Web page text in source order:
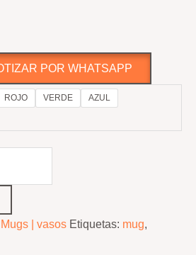
POR WHATSAPP
ROJO VERDE AZUL
Mugs | vasos Etiquetas: mug,